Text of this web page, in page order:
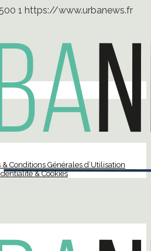
1 https://www.urbanews.fr
Conditions Générales d’Utilisation
& Cookies